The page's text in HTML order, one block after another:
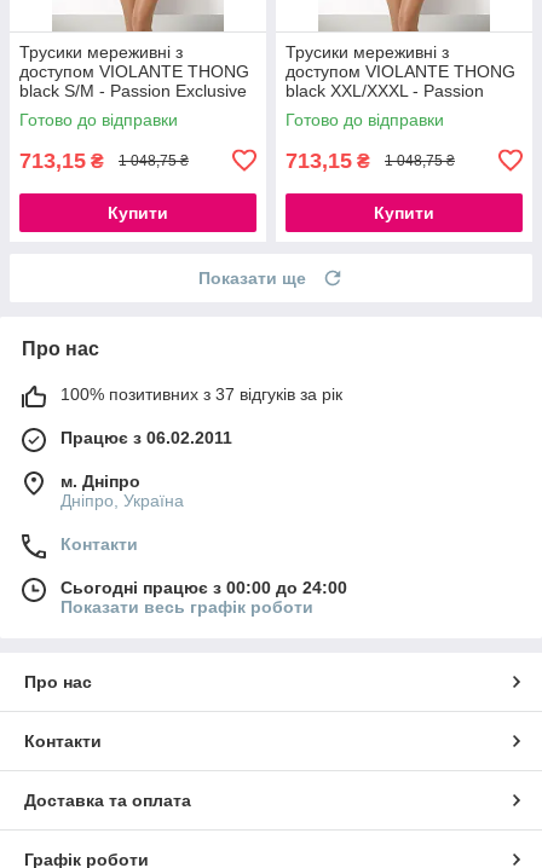
Трусики мереживні з
доступом VIOLANTE THONG
black S/M - Passion Exclusive
777Store.com.ua
Готово до відправки
713,15 ₴ 1 048,75 ₴
Купити
Трусики мереживні з
доступом VIOLANTE THONG
black XXL/XXXL - Passion
Exclusive 777Store.com.ua
Готово до відправки
713,15 ₴ 1 048,75 ₴
Купити
Показати ще
Про нас
100% позитивних з 37 відгуків за рік
Працює з 06.02.2011
м. Дніпро
Дніпро, Україна
Контакти
Сьогодні працює з 00:00 до 24:00
Показати весь графік роботи
Про нас
Контакти
Доставка та оплата
Графік роботи